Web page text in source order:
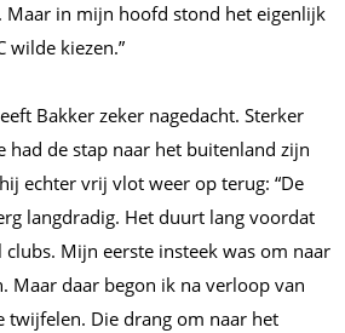
Maar in mijn hoofd stond het eigenlijk
wilde kiezen.”
Bakker zeker nagedacht. Sterker
had de stap naar het buitenland zijn
echter vrij vlot weer op terug: “De
langdradig. Het duurt lang voordat
Mijn eerste insteek was om naar
Maar daar begon ik na verloop van
twijfelen. Die drang om naar het